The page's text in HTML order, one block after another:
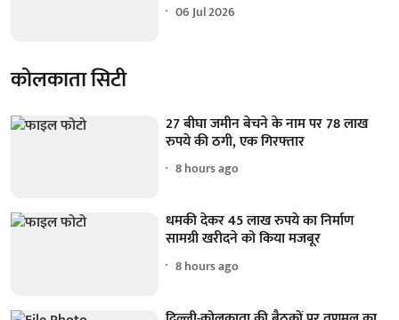
06 Jul 2026
कोलकाता सिटी
27 बीघा जमीन बेचने के नाम पर 78 लाख
रुपये की ठगी, एक गिरफ्तार
8 hours ago
धमकी देकर 45 लाख रुपये का निर्माण
सामग्री खरीदने को किया मजबूर
8 hours ago